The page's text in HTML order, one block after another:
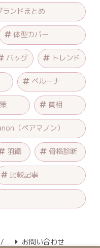
ランドまとめ
体型カバー
バッグ トレンド
ベルーナ
貧相
（ペアマノン）
羽織 骨格診断
比較記事
お問い合わせ